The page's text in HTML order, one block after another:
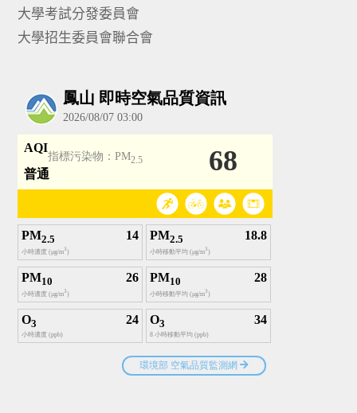
大學考試分發委員會
大學招生委員會聯合會